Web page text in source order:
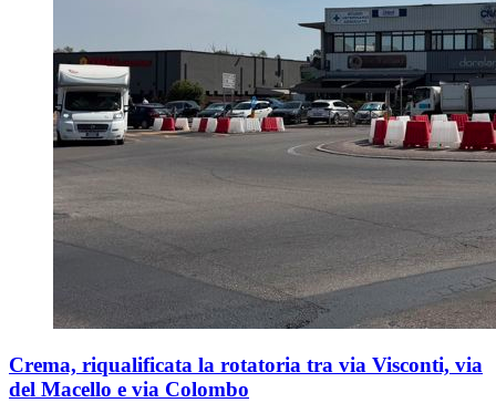
Crema, riqualificata la rotatoria tra via Visconti, via
del Macello e via Colombo